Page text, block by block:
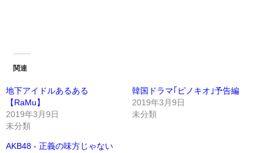
関連
地下アイドルあるある
【RaMu】
2019年3月9日
未分類
韓国ドラマ｢ピノキオ｣予告編
2019年3月9日
未分類
AKB48 - 正義の味方じゃない